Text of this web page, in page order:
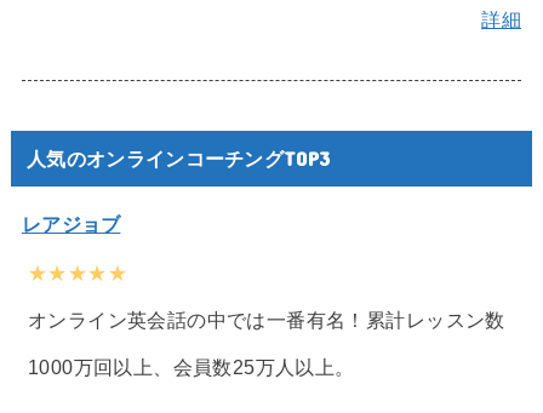
詳細
人気のオンラインコーチングTOP3
レアジョブ
★★★★★
オンライン英会話の中では一番有名！累計レッスン数
1000万回以上、会員数25万人以上。